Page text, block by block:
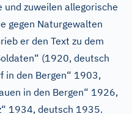
zuweilen allegorische
gegen Naturgewalten
er den Text zu dem
(1920, deutsch
in den Bergen“ 1903,
in den Bergen“ 1926,
1934, deutsch 1935.